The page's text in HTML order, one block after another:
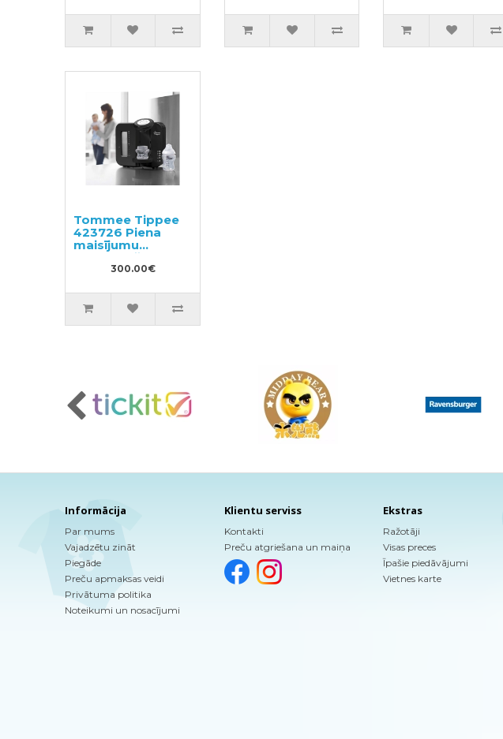
Tommee Tippee
423726 Piena
maisījumu
sagatavošanas
300.00€
Informācija
Par mums
Vajadzētu zināt
Piegāde
Preču apmaksas veidi
Privātuma politika
Noteikumi un nosacījumi
Klientu serviss
Kontakti
Preču atgriešana un maiņa
Ekstras
Ražotāji
Visas preces
Īpašie piedāvājumi
Vietnes karte